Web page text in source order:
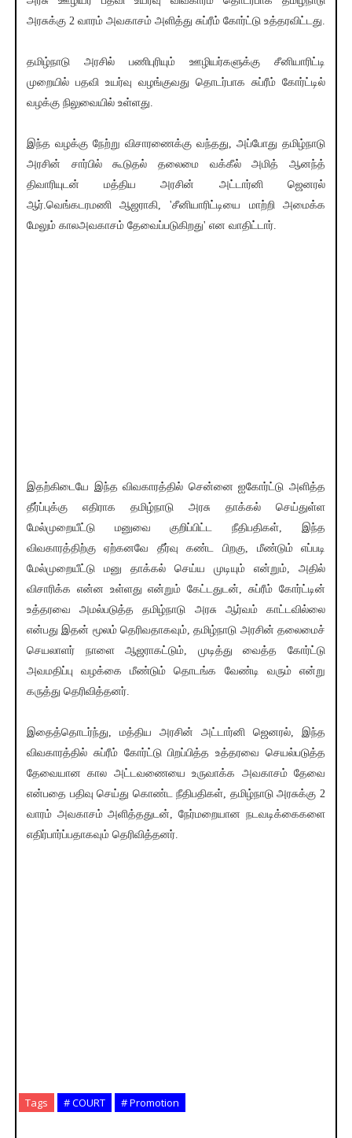
அரசுக்கு 2 வாரம் அவகாசம் அளித்து சுப்ரீம் கோர்ட்டு உத்தரவிட்டது.
தமிழ்நாடு அரசில் பணிபுரியும் ஊழியர்களுக்கு சீனியாரிட்டி
முறையில் பதவி உயர்வு வழங்குவது தொடர்பாக சுப்ரீம் கோர்ட்டில்
வழக்கு நிலுவையில் உள்ளது.
இந்த வழக்கு நேற்று விசாரணைக்கு வந்தது, அப்போது தமிழ்நாடு
அரசின் சார்பில் கூடுதல் தலைமை வக்கீல் அமித் ஆனந்த்
திவாரியுடன் மத்திய அரசின் அட்டார்னி ஜெனரல்
ஆர்.வெங்கடரமணி ஆஜராகி, 'சீனியாரிட்டியை மாற்றி அமைக்க
மேலும் காலஅவகாசம் தேவைப்படுகிறது' என வாதிட்டார்.
இதற்கிடையே இந்த விவகாரத்தில் சென்னை ஐகோர்ட்டு அளித்த
தீர்ப்புக்கு எதிராக தமிழ்நாடு அரசு தாக்கல் செய்துள்ள
மேல்முறையீட்டு மனுவை குறிப்பிட்ட நீதிபதிகள், இந்த
விவகாரத்திற்கு ஏற்கனவே தீர்வு கண்ட பிறகு, மீண்டும் எப்படி
மேல்முறையீட்டு மனு தாக்கல் செய்ய முடியும் என்றும், அதில்
விசாரிக்க என்ன உள்ளது என்றும் கேட்டதுடன், சுப்ரீம் கோர்ட்டின்
உத்தரவை அமல்படுத்த தமிழ்நாடு அரசு ஆர்வம் காட்டவில்லை
என்பது இதன் மூலம் தெரிவதாகவும், தமிழ்நாடு அரசின் தலைமைச்
செயலாளர் நாளை ஆஜராகட்டும், முடித்து வைத்த கோர்ட்டு
அவமதிப்பு வழக்கை மீண்டும் தொடங்க வேண்டி வரும் என்று
கருத்து தெரிவித்தனர்.
இதைத்தொடர்ந்து, மத்திய அரசின் அட்டார்னி ஜெனரல், இந்த
விவகாரத்தில் சுப்ரீம் கோர்ட்டு பிறப்பித்த உத்தரவை செயல்படுத்த
தேவையான கால அட்டவணையை உருவாக்க அவகாசம் தேவை
என்பதை பதிவு செய்து கொண்ட நீதிபதிகள், தமிழ்நாடு அரசுக்கு 2
வாரம் அவகாசம் அளித்ததுடன், நேர்மறையான நடவடிக்கைகளை
எதிர்பார்ப்பதாகவும் தெரிவித்தனர்.
Tags # COURT # Promotion